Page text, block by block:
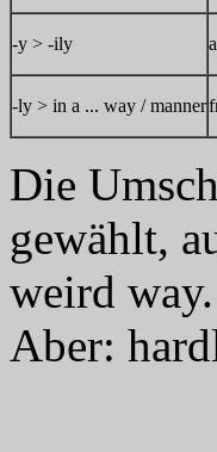
-y > -ily
-ly > in a ... way / manner
Die
gewählt,
weird way.
Aber: